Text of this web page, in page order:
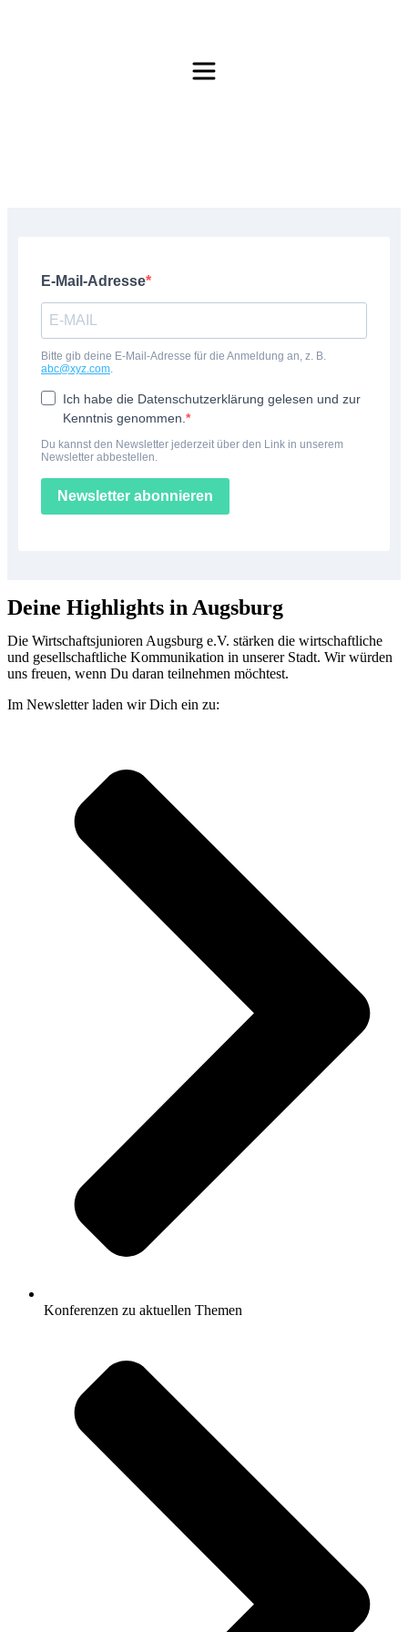
E-Mail-Adresse
Bitte gib deine E-Mail-Adresse für die Anmeldung an, z. B.
abc@xyz.com.
Ich habe die Datenschutzerklärung gelesen und zur
Kenntnis genommen.
Du kannst den Newsletter jederzeit über den Link in unserem
Newsletter abbestellen.
Newsletter abonnieren
Deine Highlights in Augsburg
Die Wirtschaftsjunioren Augsburg e.V. stärken die wirtschaftliche
und gesellschaftliche Kommunikation in unserer Stadt. Wir würden
uns freuen, wenn Du daran teilnehmen möchtest.
Im Newsletter laden wir Dich ein zu:
Konferenzen zu aktuellen Themen